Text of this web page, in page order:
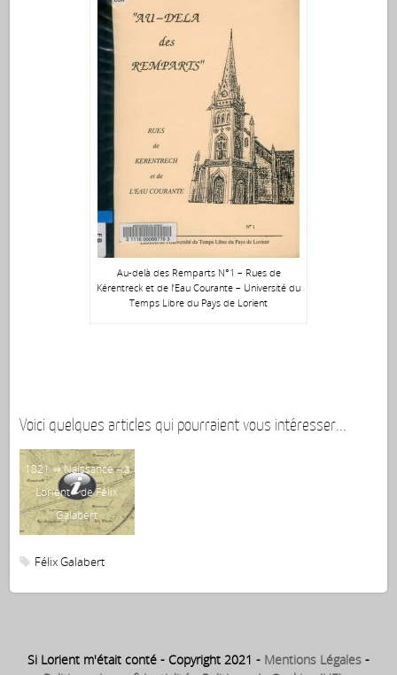
Au-delà des Remparts N°1 – Rues de
Kérentreck et de l’Eau Courante – Université du
Temps Libre du Pays de Lorient
Voici quelques articles qui pourraient vous intéresser...
1821 ⇒ Naissance – à
Lorient – de Félix
Galabert
Félix Galabert
Si Lorient m'était conté - Copyright 2021 - Mentions Légales -